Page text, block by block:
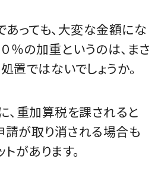
っても、大変な金額にな
％の加重というのは、まさ
置ではないでしょうか。
、重加算税を課されると
が取り消される場合も
があります。